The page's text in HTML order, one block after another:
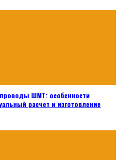
ШМТ: особенности
расчет и изготовление